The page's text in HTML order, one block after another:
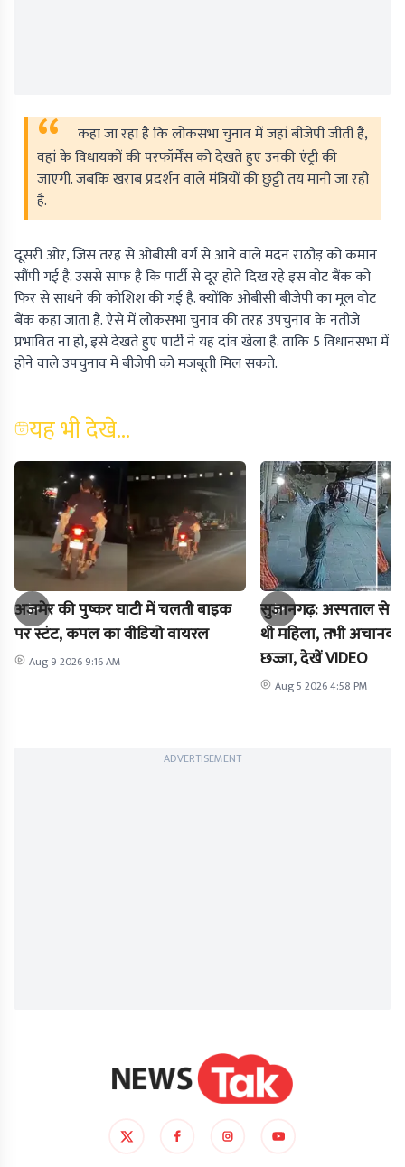
कहा जा रहा है कि लोकसभा चुनाव में जहां बीजेपी जीती है,
वहां के विधायकों की परफॉर्मेंस को देखते हुए उनकी एंट्री की
जाएगी. जबकि खराब प्रदर्शन वाले मंत्रियों की छुट्टी तय मानी जा रही
है.
दूसरी ओर, जिस तरह से ओबीसी वर्ग से आने वाले मदन राठौड़ को कमान
सौंपी गई है. उससे साफ है कि पार्टी से दूर होते दिख रहे इस वोट बैंक को
फिर से साधने की कोशिश की गई है. क्योंकि ओबीसी बीजेपी का मूल वोट
बैंक कहा जाता है. ऐसे में लोकसभा चुनाव की तरह उपचुनाव के नतीजे
प्रभावित ना हो, इसे देखते हुए पार्टी ने यह दांव खेला है. ताकि 5 विधानसभा में
होने वाले उपचुनाव में बीजेपी को मजबूती मिल सकते.
यह भी देखे...
अजमेर की पुष्कर घाटी में चलती बाइक
पर स्टंट, कपल का वीडियो वायरल
Aug 9 2026 9:16 AM
सुजानगढ़: अस्पताल से
थी महिला, तभी अचानक
छज्जा, देखें VIDEO
Aug 5 2026 4:58 PM
ADVERTISEMENT